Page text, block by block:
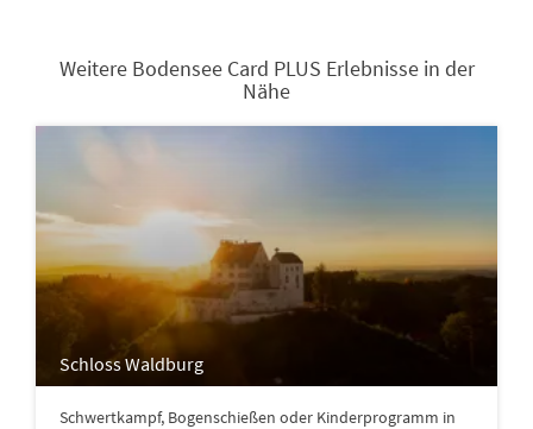
Weitere Bodensee Card PLUS Erlebnisse in der
Nähe
Schloss Waldburg
Schwertkampf, Bogenschießen oder Kinderprogramm in